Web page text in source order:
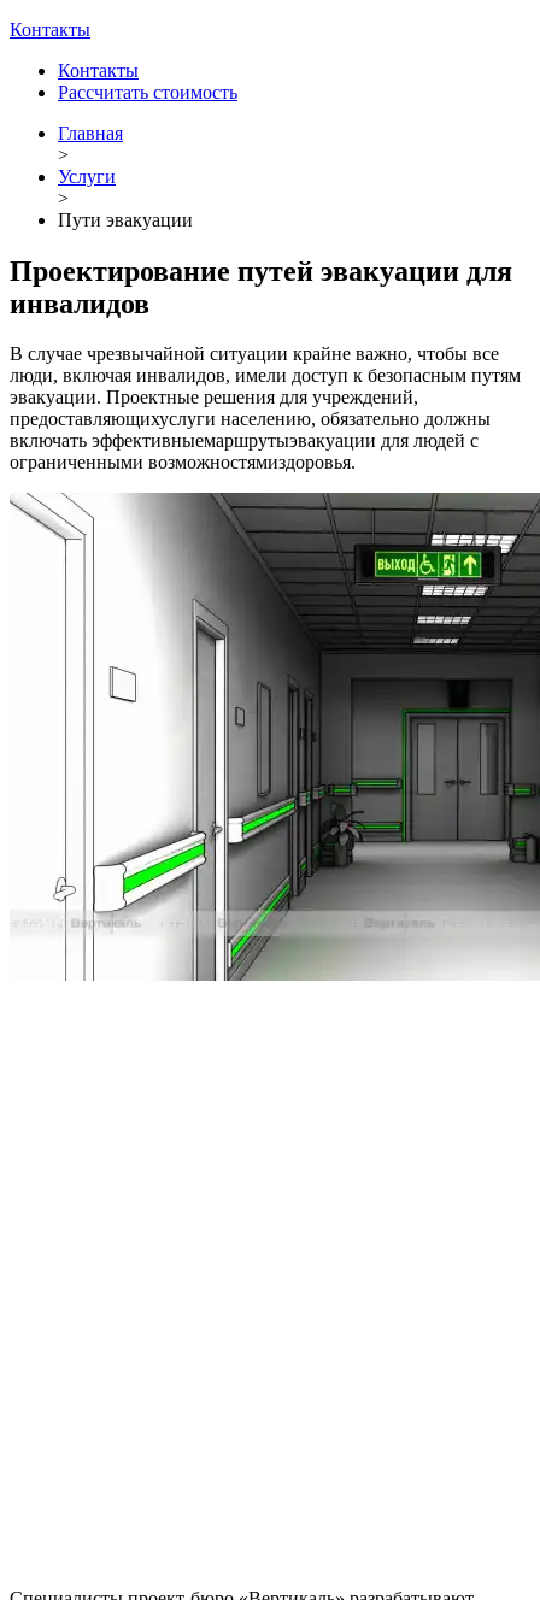
Контакты
Контакты
Рассчитать стоимость
Главная
>
Услуги
>
Пути эвакуации
Проектирование путей эвакуации для
инвалидов
В случае чрезвычайной ситуации крайне важно, чтобы все
люди, включая инвалидов, имели доступ к безопасным путям
эвакуации. Проектные решения для учреждений,
предоставляющихуслуги населению, обязательно должны
включать эффективныемаршрутыэвакуации для людей с
ограниченными возможностямиздоровья.